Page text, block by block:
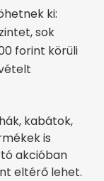
ki:
sok
forint körüli
kabátok,
is
akcióban
eltérő lehet.